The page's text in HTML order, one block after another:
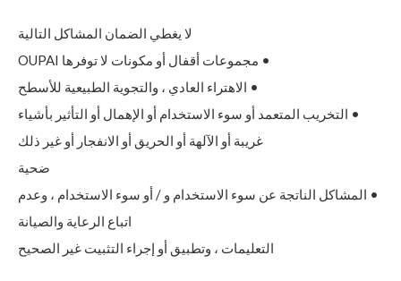
لا يغطي الضمان المشاكل التالية
• مجموعات أقفال أو مكونات لا توفرها OUPAI
• الاهتراء العادي ، والتجوية الطبيعية للأسطح
• التخريب المتعمد أو سوء الاستخدام أو الإهمال أو التأثير بأشياء
غريبة أو الآلهة أو الحريق أو الانفجار أو غير ذلك
ضحية
• المشاكل الناتجة عن سوء الاستخدام و / أو سوء الاستخدام ، وعدم
اتباع الرعاية والصيانة
التعليمات ، وتطبيق أو إجراء التثبيت غير الصحيح